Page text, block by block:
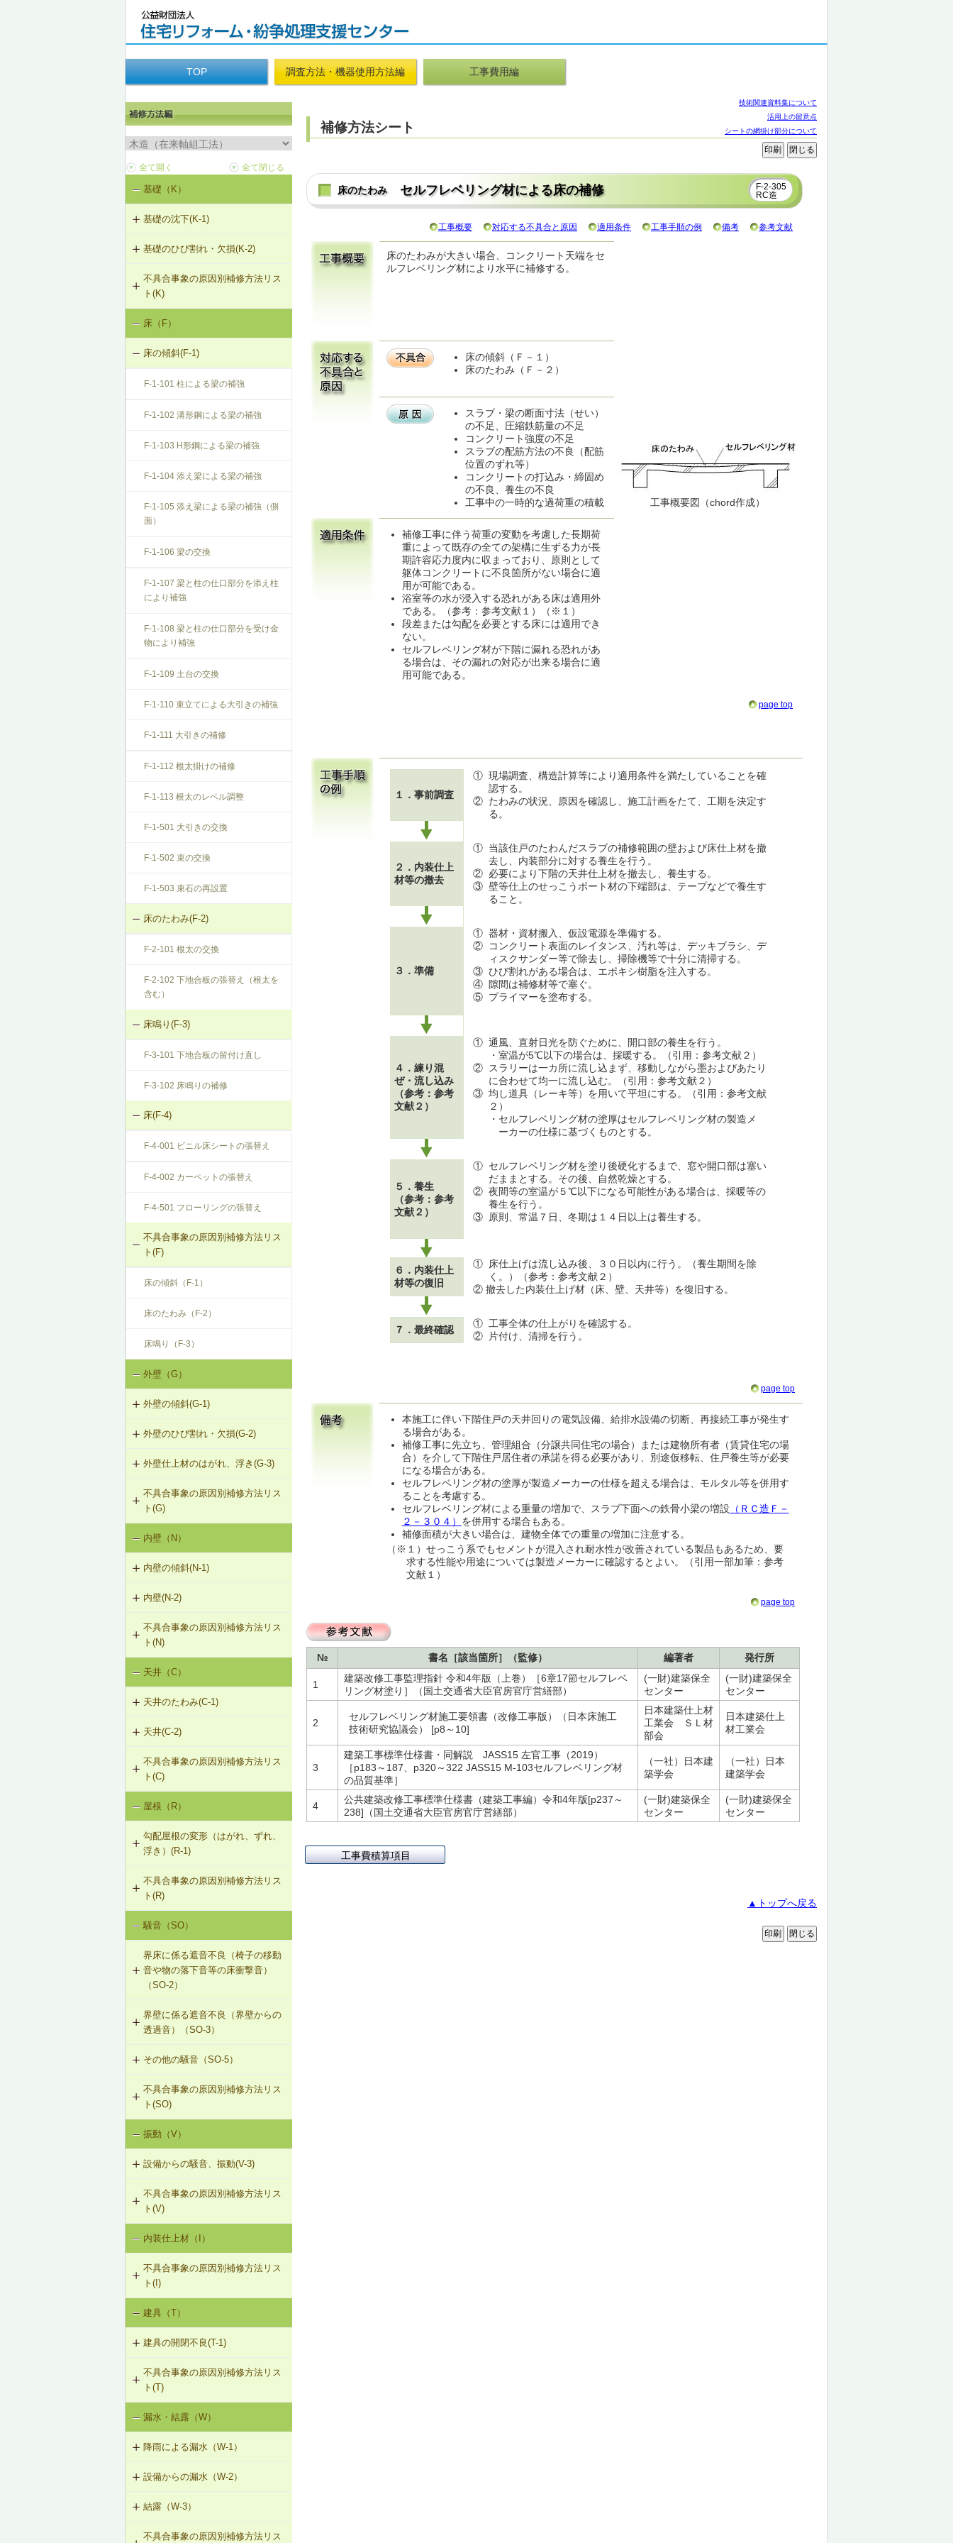
TOP 調査方法・機器使用方法編 工事費用編
基礎（K）
基礎の沈下(K-1)
K-1-101 土台をジャッキアップのう
え、基礎の再施工
K-1-102 布基礎をべた基礎に変更
（基礎天端レベル調整）
K-1-103 布基礎底盤の拡大（基礎の
天端レベル調整）
K-1-104 土台をジャッキアップのう
え、基礎天端レベル調整
K-1-501 基礎をジャッキアップのう
K-1-502 基礎をジャッキアップのう
基礎のひび割れ・欠損(K-2)
K-2-501 樹脂注入工法
K-2-502 充填工法
K-2-503 打直し工法
不具合事象の原因別補修方法リス
ト(K)
基礎の沈下（K-1）
基礎のひび割れ・欠損（K-2）
床（F）
床の傾斜(F-1)
F-1-101 柱による梁の補強
F-1-102 溝形鋼による梁の補強
F-1-103 H形鋼による梁の補強
F-1-104 添え梁による梁の補強
F-1-105 添え梁による梁の補強（側
面）
F-1-106 梁の交換
F-1-107 梁と柱の仕口部分を添え柱
により補強
F-1-108 梁と柱の仕口部分を受け金
物により補強
F-1-109 土台の交換
F-1-110 束立てによる大引きの補強
F-1-111 大引きの補修
F-1-112 根太掛けの補修
F-1-113 根太のレベル調整
F-1-501 大引きの交換
F-1-502 束の交換
F-1-503 束石の再設置
床のたわみ(F-2)
F-2-101 根太の交換
F-2-102 下地合板の張替え（根太を
含む）
床鳴り(F-3)
F-3-101 下地合板の留付け直し
F-3-102 床鳴りの補修
床(F-4)
F-4-001 ビニル床シートの張替え
F-4-002 カーペットの張替え
F-4-501 フローリングの張替え
不具合事象の原因別補修方法リス
ト(F)
床の傾斜（F-1）
床のたわみ（F-2）
床鳴り（F-3）
外壁（G）
外壁の傾斜(G-1)
G-1-101 柱の交換
G-1-102 耐力壁（筋かい）の新設
G-1-103 筋かいの補強・緊結部補強
G-1-104 火打ち梁の追加
外壁のひび割れ・欠損(G-2)
G-2-101 モルタル塗替え（下地込
み）
G-2-102 モルタル塗替え
G-2-501 ひび割れ改修工法（外壁
部）
G-2-502 シール工法（外壁部）
部）
外壁仕上材のはがれ、浮き(G-3)
G-3-101 サイディングの張替え
G-3-102 板張りの張替え（下見板張
り）
G-3-501 サイディングのひび割れの
補修
不具合事象の原因別補修方法リス
ト(G)
外壁の傾斜（G-1）
外壁のひび割れ・欠損（G-2）
外壁仕上材のはがれ、浮き（G-3）
内壁（N）
内壁の傾斜(N-1)
N-1-001 下地材・仕上材の取替え
（内壁部）
内壁(N-2)
N-2-001 仕上材の張替え（内壁部）
不具合事象の原因別補修方法リス
ト(N)
内壁の傾斜（N-1）
天井（C）
天井のたわみ(C-1)
C-1-101 天井の張替え
天井(C-2)
C-2-001 天井仕上材の張替え
不具合事象の原因別補修方法リス
ト(C)
天井のたわみ（C-1）
屋根（R）
勾配屋根の変形（はがれ、ずれ、
浮き）(R-1)
R-1-101 むな木の交換
R-1-102 母屋の増設
R-1-103 小屋束の増設
R-1-104 たる木の交換
R-1-106 たる木、下地板のレベルの
置
き）
R-1-601 屋根下地材・ふき材の交換
不具合事象の原因別補修方法リス
ト(R)
勾配屋根の変形（はがれ、ずれ、浮
き）（R-1）
騒音（SO）
界床に係る遮音不良（椅子の移動
音や物の落下音等の床衝撃音）
（SO-2）
SO-2-501 軽量床衝撃音に対する遮
音性能のあるフローリング材（床下
地材等を含む）への交換
界壁に係る遮音不良（界壁からの
透過音）（SO-3）
SO-3-501 界壁へのせっこうボード
の増し張り
その他の騒音（SO-5）
SO-5-501 外壁内透湿防水シートの
留め付け補修
不具合事象の原因別補修方法リス
ト(SO)
界床に係る遮音不良（床歩行音等の
床衝撃音）（SO-1）
界床に係る遮音不良（椅子の移動音
や物の落下音等の床衝撃音）（SO-
2）
界壁に係る遮音不良（界壁からの透
過音）（SO-3）
外壁開口部に係る遮音不良（外部開
口部からの透過音）（SO-4）
振動（V）
設備からの騒音、振動(V-3)
V-3-001 換気扇・ダクト等の交換工
事
V-3-002 水栓の取付け直し
V-3-003 器具用通気弁の取付け
V-3-004 遮音性能のある換気フード
への交換
V-3-005 駐輪機からの音・振動の伝
搬を防止する措置
不具合事象の原因別補修方法リス
ト(V)
床振動（V-1）
水平振動（V-2）
設備からの騒音、振動（V-3）
内装仕上材（I）
不具合事象の原因別補修方法リス
ト(I)
内装仕上材の汚損（I-1）
内装仕上材のひび割れ、はがれ等
（I-2）
建具（T）
建具の開閉不良(T-1)
T-1-001 丁番の取付け調整
T-1-002 丁番の取替え
T-1-003 ラッチボルト受金物の調整
T-1-004 錠の取替え
不具合事象の原因別補修方法リス
ト(T)
建具の開閉不良（T-1）
漏水・結露（W）
降雨による漏水（W-1）
W-1-501 けらば水切の再施工
W-1-502 軒先水切・軒どいの再施工
W-1-503 棟部下地及びシーリング材
設備からの漏水（W-2）
W-2-001 混合水栓の接続部品の交換
W-2-002 給湯配管の取替え、再固定
結露（W-3）
W-3-001 防露型の便器・ロータンク
不具合事象の原因別補修方法リス
補修方法シート
技術関連資料集について
活用上の留意点
シートの網掛け部分について
床のたわみ セルフレベリング材による床の補修
F-2-305
RC造
工事概要 対応する不具合と原因 適用条件 工事手順の例 備考 参考文献
床のたわみが大きい場合、コンクリート天端をセ
ルフレベリング材により水平に補修する。
工事概要図（chord作成）
床の傾斜（Ｆ－１）
床のたわみ（Ｆ－２）
スラブ・梁の断面寸法（せい）
の不足、圧縮鉄筋量の不足
コンクリート強度の不足
スラブの配筋方法の不良（配筋
位置のずれ等）
コンクリートの打込み・締固め
の不良、養生の不良
工事中の一時的な過荷重の積載
補修工事に伴う荷重の変動を考慮した長期荷
重によって既存の全ての架構に生ずる力が長
期許容応力度内に収まっており、原則として
躯体コンクリートに不良箇所がない場合に適
用が可能である。
浴室等の水が浸入する恐れがある床は適用外
である。（参考：参考文献１）（※１）
段差または勾配を必要とする床には適用でき
ない。
セルフレベリング材が下階に漏れる恐れがあ
る場合は、その漏れの対応が出来る場合に適
用可能である。
page top
１．事前調査
① 現場調査、構造計算等により適用条件を満たしていることを確
認する。
② たわみの状況、原因を確認し、施工計画をたて、工期を決定す
る。
２．内装仕上
材等の撤去
① 当該住戸のたわんだスラブの補修範囲の壁および床仕上材を撤
去し、内装部分に対する養生を行う。
② 必要により下階の天井仕上材を撤去し、養生する。
③ 壁等仕上のせっこうボート材の下端部は、テープなどで養生す
ること。
３．準備
① 器材・資材搬入、仮設電源を準備する。
②
コンクリート表面のレイタンス、汚れ等は、デッキブラシ、デ
ィスクサンダー等で除去し、掃除機等で十分に清掃する。
③ ひび割れがある場合は、エポキシ樹脂を注入する。
④
隙間は補修材等で塞ぐ。
⑤ プライマーを塗布する。
４．練り混
ぜ・流し込み
（参考：参考
文献２）
① 通風、直射日光を防ぐために、開口部の養生を行う。
・室温が5℃以下の場合は、採暖する。（引用：参考文献２）
②
スラリーは一カ所に流し込まず、移動しながら墨およびあたり
に合わせて均一に流し込む。（引用：参考文献２）
③ 均し道具（レーキ等）を用いて平坦にする。（引用：参考文献
２）
・セルフレベリング材の塗厚はセルフレベリング材の製造メ
ーカーの仕様に基づくものとする。
５．養生
（参考：参考
文献２ ）
① セルフレベリング材を塗り後硬化するまで、窓や開口部は塞い
だままとする。その後、自然乾燥とする。
② 夜間等の室温が５℃以下になる可能性がある場合は、採暖等の
養生を行う。
③
原則、常温７日、冬期は１４日以上は養生する。
６．内装仕上
材等の復旧
①
床仕上げは流し込み後、３０日以内に行う。（養生期間を除
く。）（参考：参考文献２）
② 撤去した内装仕上げ材（床、壁、天井等）を復旧する。
７．最終確認
① 工事全体の仕上がりを確認する。
②
片付け、清掃を行う。
page top
本施工に伴い下階住戸の天井回りの電気設備、給排水設備の切断、再接続工事が発生す
る場合がある。
補修工事に先立ち、管理組合（分譲共同住宅の場合）または建物所有者（賃貸住宅の場
合）を介して下階住戸居住者の承諾を得る必要があり、別途仮移転、住戸養生等が必要
になる場合がある。
セルフレベリング材の塗厚が製造メーカーの仕様を超える場合は、モルタル等を併用す
ることを考慮する。
セルフレベリング材による重量の増加で、スラブ下面への鉄骨小梁の増設 （ＲＣ造Ｆ－
２－３０４） を併用する場合もある。
補修面積が大きい場合は、建物全体での重量の増加に注意する。
（※１）せっこう系でもセメントが混入され耐水性が改善されている製品もあるため、要
求する性能や用途については製造メーカーに確認するとよい。（引用一部加筆：参考
文献１）
page top
№ 書名［該当箇所］（監修） 編著者 発行所
1
建築改修工事監理指針 令和4年版（上巻）［6章17節セルフレベ
リング材塗り］（国土交通省大臣官房官庁営繕部）
(一財)建築保全
センター
(一財)建築保全
センター
2
セルフレベリング材施工要領書（改修工事版）（日本床施工
技術研究協議会） [p8～10]
日本建築仕上材
工業会 ＳＬ材
部会
日本建築仕上
材工業会
3
建築工事標準仕様書・同解説 JASS15 左官工事（2019）
［p183～187、p320～322 JASS15 M-103セルフレベリング材
の品質基準］
（一社）日本建
築学会
（一社）日本
建築学会
4
公共建築改修工事標準仕様書（建築工事編）令和4年版[p237～
238]（国土交通省大臣官房官庁営繕部）
(一財)建築保全
センター
(一財)建築保全
センター
工事費積算項目
▲トップへ戻る